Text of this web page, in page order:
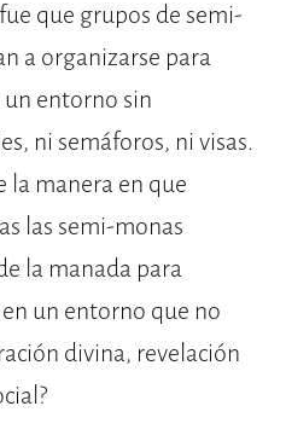
que grupos de semi-
a organizarse para
entorno sin
ni semáforos, ni visas.
manera en que
las semi-monas
la manada para
un entorno que no
divina, revelación